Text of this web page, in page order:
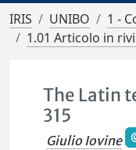
IRIS UNIBO
1 -
1.01 Articolo in
The Latin
315
Giulio Iovine